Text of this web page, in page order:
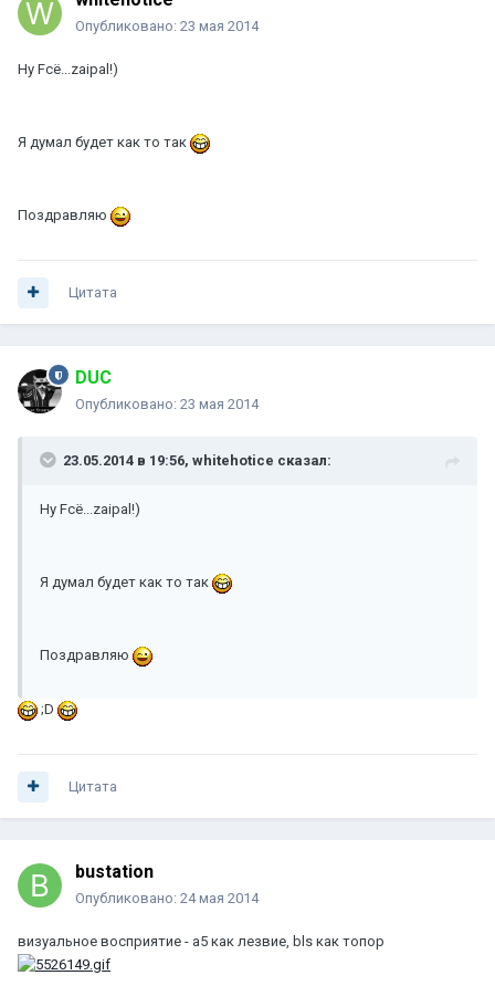
Опубликовано: 23 мая 2014
Ну Fсё...zaipal!)
Я думал будет как то так
Поздравляю
Цитата
DUC
Опубликовано: 23 мая 2014
23.05.2014 в 19:56, whitehotice сказал:
Ну Fсё...zaipal!)
Я думал будет как то так
Поздравляю
;D
Цитата
bustation
Опубликовано: 24 мая 2014
визуальное восприятие - a5 как лезвие, bls как топор